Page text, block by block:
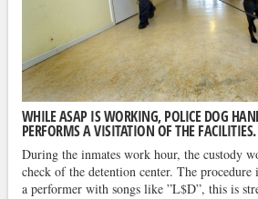
WHILE ASAP IS WORKING, POLICE DOG
PERFORMS A VISITATION OF THE FACILITIES.
During the inmates work hour, the custody
check of the detention center. The
a performer with songs like ”L$D”, this is